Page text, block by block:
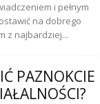
i pełnym
na dobrego
z najbardziej...
PAZNOKCIE